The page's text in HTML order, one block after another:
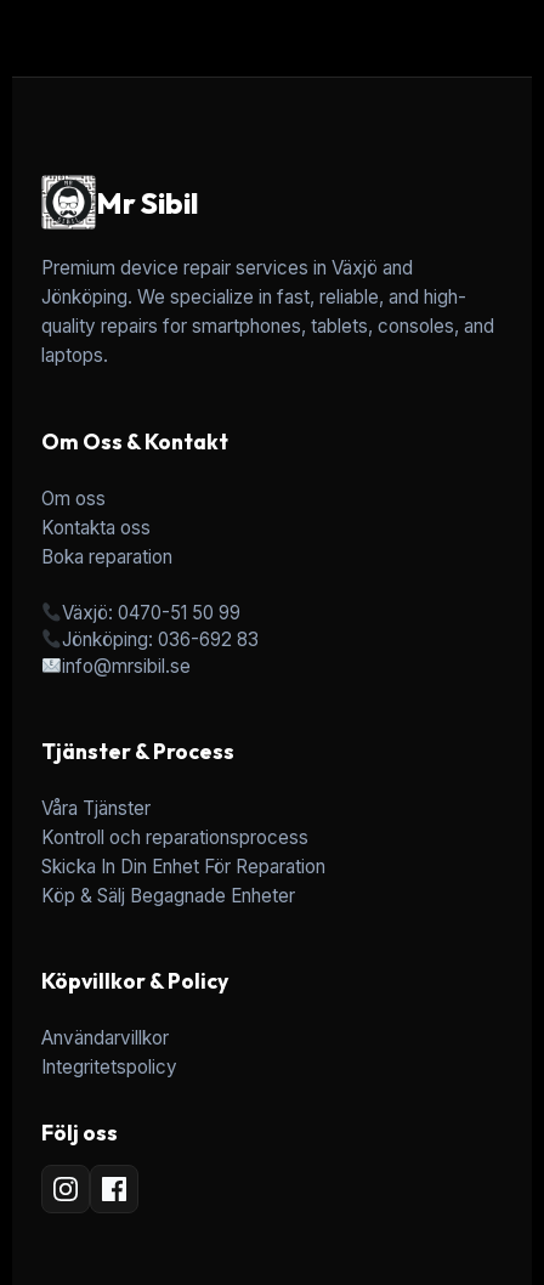
Mr Sibil
Premium device repair services in Växjö and
Jönköping. We specialize in fast, reliable, and high-
quality repairs for smartphones, tablets, consoles, and
laptops.
Om Oss & Kontakt
Om oss
Kontakta oss
Boka reparation
Växjö: 0470-51 50 99
Jönköping: 036-692 83
info@mrsibil.se
Tjänster & Process
Våra Tjänster
Kontroll och reparationsprocess
Skicka In Din Enhet För Reparation
Köp & Sälj Begagnade Enheter
Köpvillkor & Policy
Användarvillkor
Integritetspolicy
Följ oss